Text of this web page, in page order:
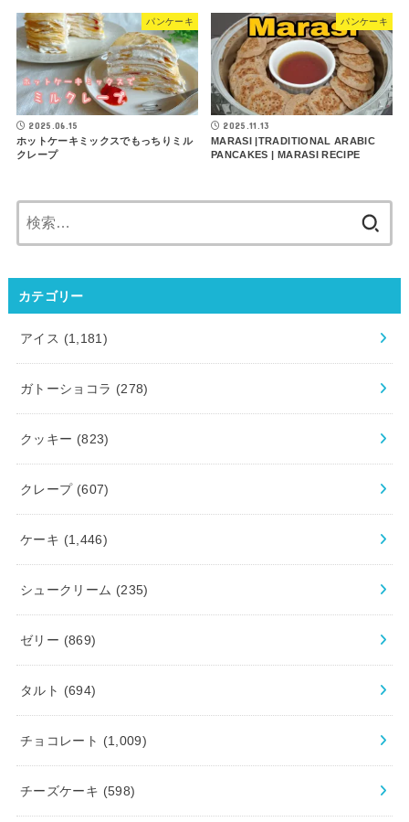
パンケーキ
2025.06.15
ホットケーキミックスでもっちりミル
クレープ
パンケーキ
2025.11.13
MARASI |TRADITIONAL ARABIC
PANCAKES | MARASI RECIPE
カテゴリー
アイス (1,181)
ガトーショコラ (278)
クッキー (823)
クレープ (607)
ケーキ (1,446)
シュークリーム (235)
ゼリー (869)
タルト (694)
チョコレート (1,009)
チーズケーキ (598)